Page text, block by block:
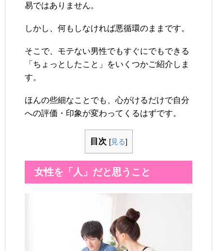
易ではありません。
しかし、何もしなければ悪循環のままです。
そこで、モテない男性でもすぐにでもできる
「ちょっとしたこと」をいくつかご紹介しま
す。
ほんの些細なことでも、心がけるだけで自分
への評価・印象が変わってくるはずです。
目次 [見る]
女性を「人」だと思うこと